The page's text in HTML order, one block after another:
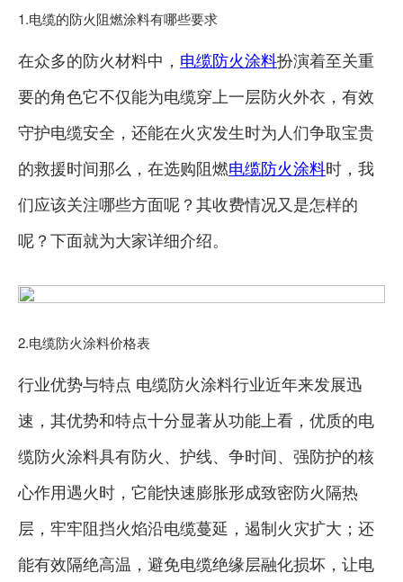
1.电缆的防火阻燃涂料有哪些要求
在众多的防火材料中， 电缆防火涂料扮演着至关重
要的角色它不仅能为电缆穿上一层防火外衣，有效
守护电缆安全，还能在火灾发生时为人们争取宝贵
的救援时间那么，在选购阻燃电缆防火涂料时，我
们应该关注哪些方面呢？其收费情况又是怎样的
呢？下面就为大家详细介绍。
2.电缆防火涂料价格表
行业优势与特点 电缆防火涂料行业近年来发展迅
速，其优势和特点十分显著从功能上看，优质的电
缆防火涂料具有防火、护线、争时间、强防护的核
心作用遇火时，它能快速膨胀形成致密防火隔热
层，牢牢阻挡火焰沿电缆蔓延，遏制火灾扩大；还
能有效隔绝高温，避免电缆绝缘层融化损坏，让电